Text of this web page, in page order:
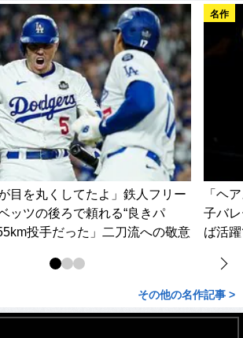
目を丸くしてたよ」鉄人フリー
ッツの後ろで頼れる“良きパ
投手だった」二刀流への敬意
名作
「ヘ
子バ
ば活
その他の名作記事 >